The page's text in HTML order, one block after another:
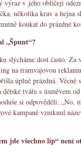
výraz v jeho obličeji
několika krav a hejna
koukat do prázdné
„Špunt“?
slýcháme dost často.
na tramvajovou
úplně prázdná. Věcně
dětské tváře s úsměvem
si odpověděli:
kampaně vzniknul
jde všechno líp“ není